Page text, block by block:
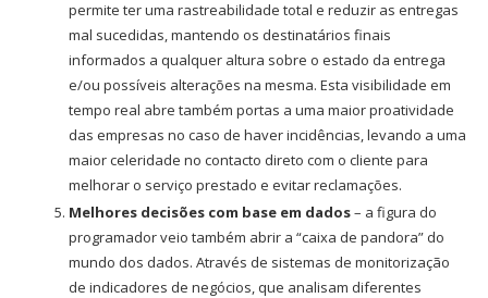
permite ter uma rastreabilidade total e reduzir as entregas
mal sucedidas, mantendo os destinatários finais
informados a qualquer altura sobre o estado da entrega
e/ou possíveis alterações na mesma. Esta visibilidade em
tempo real abre também portas a uma maior proatividade
das empresas no caso de haver incidências, levando a uma
maior celeridade no contacto direto com o cliente para
melhorar o serviço prestado e evitar reclamações.
Melhores decisões com base em dados– a figura do
programador veio também abrir a “caixa de pandora” do
mundo dos dados. Através de sistemas de monitorização
de indicadores de negócios, que analisam diferentes